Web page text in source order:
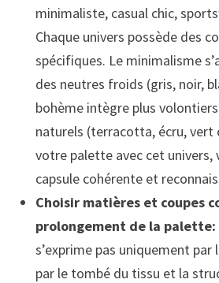
minimaliste, casual chic,
Chaque univers possède des
spécifiques. Le minimalisme
des neutres froids (gris, noir,
bohème intègre plus
naturels (terracotta, écru, vert
votre palette avec cet univers,
capsule cohérente et
Choisir matières et coupes
prolongement de la palette:
s’exprime pas uniquement par
par le tombé du tissu et la